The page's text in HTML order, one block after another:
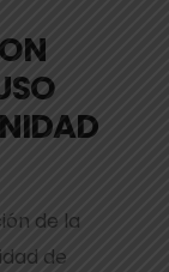
de la
de